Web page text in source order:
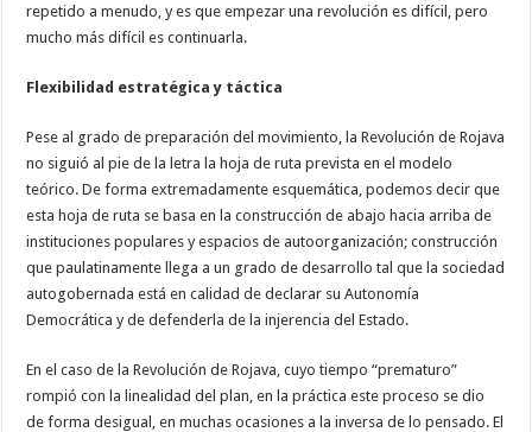
repetido a menudo, y es que empezar una revolución es difícil, pero
mucho más difícil es continuarla.
Flexibilidad estratégica y táctica
Pese al grado de preparación del movimiento, la Revolución de Rojava
no siguió al pie de la letra la hoja de ruta prevista en el modelo
teórico. De forma extremadamente esquemática, podemos decir que
esta hoja de ruta se basa en la construcción de abajo hacia arriba de
instituciones populares y espacios de autoorganización; construcción
que paulatinamente llega a un grado de desarrollo tal que la sociedad
autogobernada está en calidad de declarar su Autonomía
Democrática y de defenderla de la injerencia del Estado.
En el caso de la Revolución de Rojava, cuyo tiempo “prematuro”
rompió con la linealidad del plan, en la práctica este proceso se dio
de forma desigual, en muchas ocasiones a la inversa de lo pensado. El